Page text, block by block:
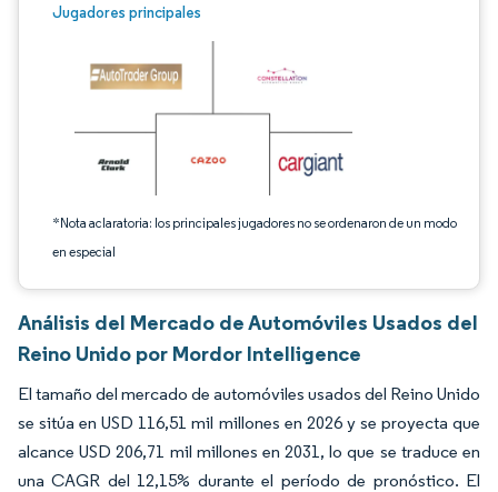
Jugadores principales
*Nota aclaratoria: los principales jugadores no se ordenaron de un modo
en especial
Imagen © Mordor Intelligence. El uso requiere atribución según CC BY 4.0.
Análisis del Mercado de Automóviles Usados del
Reino Unido por Mordor Intelligence
El tamaño del mercado de automóviles usados del Reino Unido
se sitúa en USD 116,51 mil millones en 2026 y se proyecta que
alcance USD 206,71 mil millones en 2031, lo que se traduce en
una CAGR del 12,15% durante el período de pronóstico. El